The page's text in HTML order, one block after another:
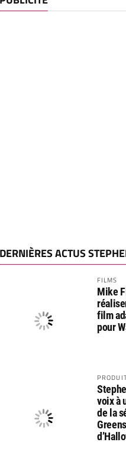
DERNIÈRES ACTUS
FILMS
Mike
film
pour
voix à
de la